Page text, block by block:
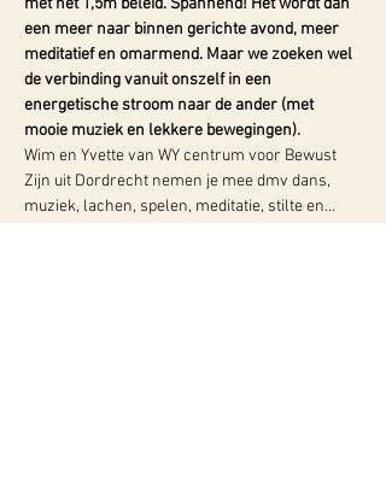
met het 1,5m beleid. Spannend! Het wordt dan
een meer naar binnen gerichte avond, meer
meditatief en omarmend. Maar we zoeken wel
de verbinding vanuit onszelf in een
energetische stroom naar de ander (met
mooie muziek en lekkere bewegingen).
Wim en Yvette van WY centrum voor Bewust
Zijn uit Dordrecht nemen je mee dmv dans,
muziek, lachen, spelen, meditatie, stilte en…